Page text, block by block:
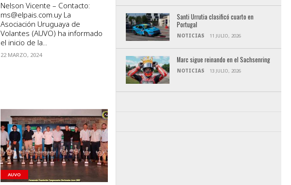
Nelson Vicente – Contacto:
ms@elpais.com.uy La
Asociación Uruguaya de
Volantes (AUVO) ha informado
el inicio de la...
22 MARZO, 2024
VER NOTA
AUVO
Santi Urrutia clasificó cuarto en
Portugal
NOTICIAS 11 JULIO, 2026
Marc sigue reinando en el Sachsenring
NOTICIAS 13 JULIO, 2026